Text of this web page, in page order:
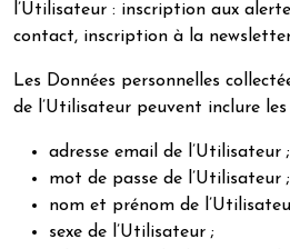
l’Utilisateur : inscription aux
contact, inscription à la
Les Données personnelles
de l’Utilisateur peuvent inclure
adresse email de l’Utilisateur ;
mot de passe de l’Utilisateur ;
nom et prénom de
sexe de l’Utilisateur ;